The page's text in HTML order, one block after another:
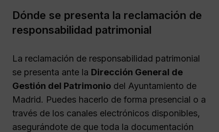
Dónde se presenta la reclamación de
responsabilidad patrimonial
La reclamación de responsabilidad patrimonial
se presenta ante la Dirección General de
Gestión del Patrimonio del Ayuntamiento de
Madrid. Puedes hacerlo de forma presencial o a
través de los canales electrónicos disponibles,
asegurándote de que toda la documentación